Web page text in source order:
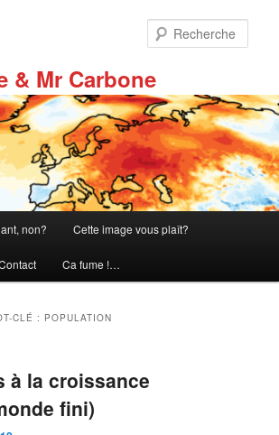
& Mr Carbone
non? Cette image vous plaît?
Ca fume !…
CLÉ : POPULATION
à la croissance
fini)